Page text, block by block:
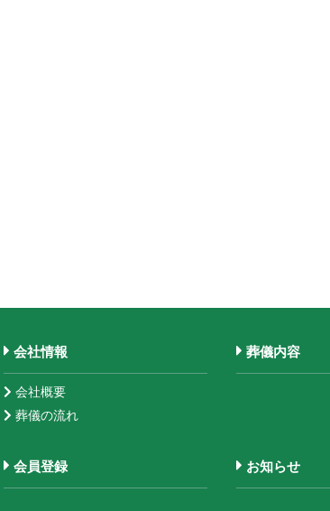
会社情報
会社概要
葬儀の流れ
葬儀内容
会員登録 お知らせ